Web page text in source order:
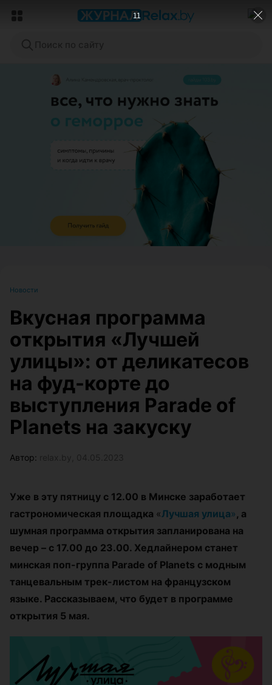
ЭФФЕКТИВНАЯ РЕКЛАМА НА САЙТЕ
Новости
Вкусная программа
открытия «Лучшей
улицы»: от деликатесов
на фуд-корте до
выступления Parade of
Planets на закуску
Автор:
Уже в эту пятницу с 12.00 в Минске заработает
гастрономическая площадка «Лучшая улица» , а
шумная программа открытия запланирована на
вечер – с 17.00 до 23.00. Хедлайнером станет
минская поп-группа Parade of Planets с модным
танцевальным трек-листом на французском
языке. Рассказываем, что будет в программе
открытия 5 мая.
9